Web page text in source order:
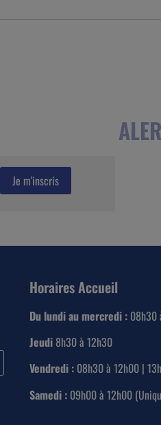
Horaires Accueil
Du lundi au mercredi :08h30
Jeudi8h30 à 12h30
Vendredi :08h30 à 12h00 |
Samedi :09h00 à 12h00